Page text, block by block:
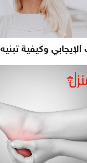
وكيفية تبنيه